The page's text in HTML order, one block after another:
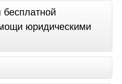
юридическими